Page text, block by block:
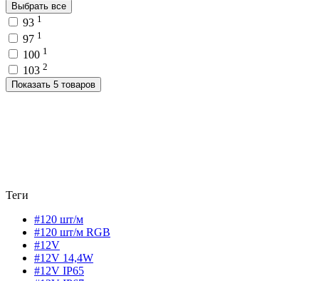
Выбрать все
93 1
97 1
100 1
103 2
Показать 5 товаров
Теги
#120 шт/м
#120 шт/м RGB
#12V
#12V 14,4W
#12V IP65